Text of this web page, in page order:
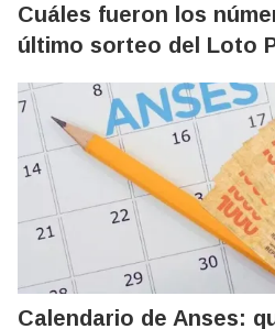
Cuáles fueron los
último sorteo del Loto
Calendario de Anses: